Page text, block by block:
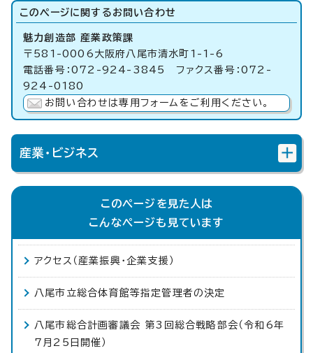
このページに関する お問い合わせ
魅力創造部 産業政策課
〒581-0006大阪府八尾市清水町1-1-6
電話番号：072-924-3845 ファクス番号：072-
924-0180
お問い合わせは専用フォームをご利用ください。
産業・ビジネス
このページを見た人は
こんなページも見ています
アクセス（産業振興・企業支援）
八尾市立総合体育館等指定管理者の決定
八尾市総合計画審議会 第3回総合戦略部会（令和6年
7月25日開催）